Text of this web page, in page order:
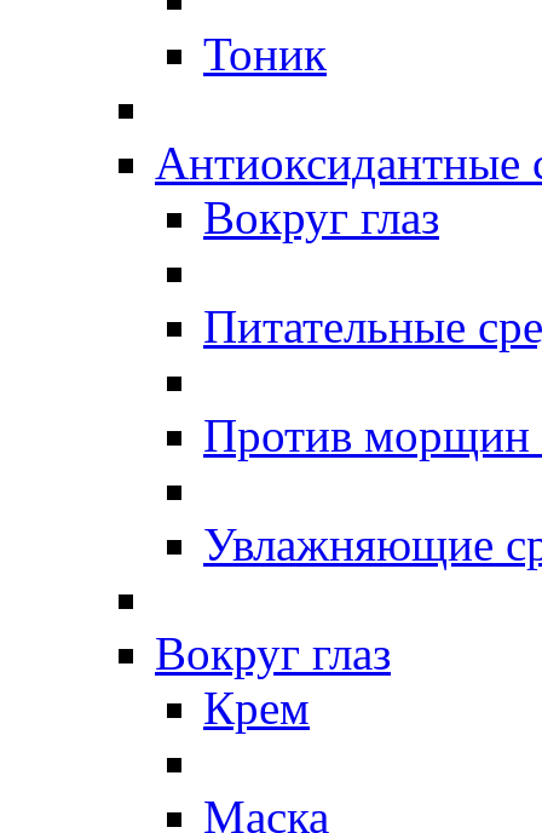
Тоник
Антиоксидантные
Вокруг глаз
Питательные
Против
Увлажняющие
Вокруг глаз
Крем
Маска